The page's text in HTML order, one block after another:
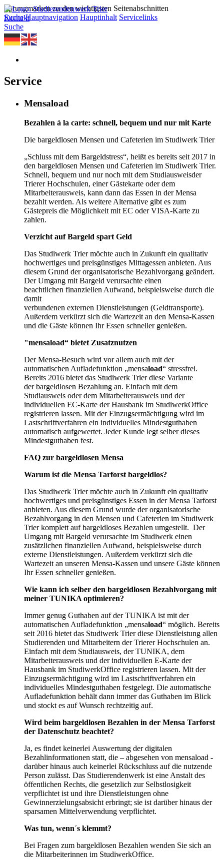
Sprungmarken zu den wichtigsten Seitenabschnitten
Suche Hauptnavigation Hauptinhalt Servicelinks
Kontakt
Suche
Service
Mensaload
Bezahlen à la carte: schnell, bequem und nur mit Karte
Die bargeldlosen Mensen und Cafeterien im Studiwerk Trier
„Schluss mit dem Bargeldstress“, heißt es bereits seit 2017 in
den bargeldlosen Mensen und Cafeterien im Studiwerk Trier.
Schnell, bequem und nur noch mit dem Studiausweisder
Trierer Hochschulen, einer Gästekarte oder dem
Mitarbeiterausweis, kann dann das Essen in der Mensa
bezahlt werden. Als weitere Alternative gibt es zum
Gästepreis die Möglichkeit mit EC oder VISA-Karte zu
zahlen.
Verzicht auf Bargeld spart Geld
Das Studiwerk Trier möchte auch in Zukunft ein qualitativ
hochwertiges und preisgünstiges Mittagessen anbieten. Aus
diesem Grund der organisatorische Bezahlvorgang geändert.
Der Umgang mit Bargeld verursachte einen
beachtlichen finanziellen Aufwand, beispielsweise durch die
damit
verbundenen externen Dienstleistungen (Geldtransporte).
Außerdem verkürzt sich die Wartezeit an den Mensa-Kassen
und die Gäste können Ihr Essen schneller genießen.
"mensaload“ bietet Zusatznutzen
Der Mensa-Besuch wird vor allem auch mit der
automatischen Aufladefunktion „mensaload“ stressfrei.
Bereits 2016 bietet das Studiwerk Trier diese Variante
der bargeldlosen Bezahlung an. Einfach mit dem
Studiausweis oder dem Mitarbeiterausweis und der
individuellen EC-Karte der Hausbank im StudiwerkOffice
registrieren lassen. Mit der Einzugsermächtigung wird im
Lastschriftverfahren ein individuelles Mindestguthaben
automatisch aufgewertet. Jeder Kunde legt selber dieses
Mindestguthaben fest.
FAQ zur bargeldlosen Mensa
Warum ist die Mensa Tarforst bargeldlos?
Das Studiwerk Trier möchte auch in Zukunft ein qualitativ
hochwertiges und preisgünstiges Essen in der Mensa Tarforst
anbieten. Aus diesem Grund wurde der organisatorische
Bezahlvorgang in den Mensen und Cafeterien im Studiwerk
Trier komplett auf bargeldloses Bezahlen umgestellt. Der
Umgang mit Bargeld verursachte im Studiwerk einen
zusätzlichen finanziellen Aufwand, beispielsweise durch
externe Dienstleistungen. Außerdem verkürzt sich die
Wartezeit an unseren Mensa-Kassen und unsere Gäste können
Ihr Essen schneller genießen.
Wie kann ich selber den bargeldlosen Bezahlvorgang mit
meiner TUNIKA optimieren?
Immer genug Guthaben auf der TUNIKA ist mit der
automatischen Aufladefunktion „mensaload“ möglich. Bereits
seit 2016 bietet das Studiwerk Trier diese Dienstleistung allen
Studierenden und Mitarbeitern der Trierer Hochschulen an.
Einfach mit dem Studiausweis, der TUNIKA, dem
Mitarbeiterausweis und der individuellen E-Karte der
Hausbank im StudiwerkOffice registrieren lassen. Mit der
Einzugsermächtigung wird im Lastschriftverfahren ein
individuelles Mindestguthaben festgelegt. Die automatische
Aufladefunktion behält dann immer das Guthaben im Blick
und stockt es auf Wunsch rechtzeitig auf.
Wird beim bargeldlosen Bezahlen in der Mensa Tarforst
der Datenschutz beachtet?
Ja, es findet keinerlei Auswertung der digitalen
Bezahlinformationen statt, die – abgesehen von mensaload -
darüber hinaus auch keinerlei Rückschluss auf die nutzende
Person zulässt. Das Studierendenwerk ist eine Anstalt des
öffentlichen Rechts, die gesetzlich zur Selbstlosigkeit
verpflichtet ist und ihre Dienstleistungen ohne
Gewinnerzielungsabsicht erbringt; sie ist darüber hinaus der
sparsamen Mittelverwendung verpflichtet.
Was tun, wenn´s klemmt?
Bei Fragen zum bargeldlosen Bezahlen wenden Sie sich an
die Mitarbeiterinnen im StudiwerkOffice.